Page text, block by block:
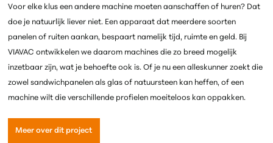
Voor elke klus een andere machine moeten aanschaffen of huren? Dat
doe je natuurlijk liever niet. Een apparaat dat meerdere soorten
panelen of ruiten aankan, bespaart namelijk tijd, ruimte en geld. Bij
VIAVAC ontwikkelen we daarom machines die zo breed mogelijk
inzetbaar zijn, wat je behoefte ook is. Of je nu een alleskunner zoekt die
zowel sandwichpanelen als glas of natuursteen kan heffen, of een
machine wilt die verschillende profielen moeiteloos kan oppakken.
Meer over dit project